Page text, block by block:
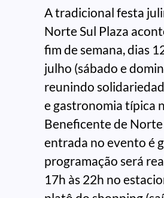
A tradicional festa
Norte Sul Plaza
fim de semana, dias
julho (sábado e
reunindo
e gastronomia típica
Beneficente de Norte
entrada no evento é
programação será
17h às 22h no